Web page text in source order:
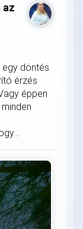
az
egy döntés
érzés
éppen